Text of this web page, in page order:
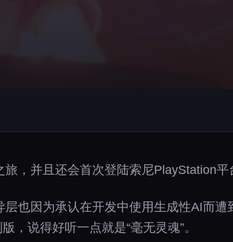
，并且还会首次登陆索尼PlayStation平
也因为承认在开发中使用生成性AI而遭
，说得好听一点就是“毫无灵魂”。